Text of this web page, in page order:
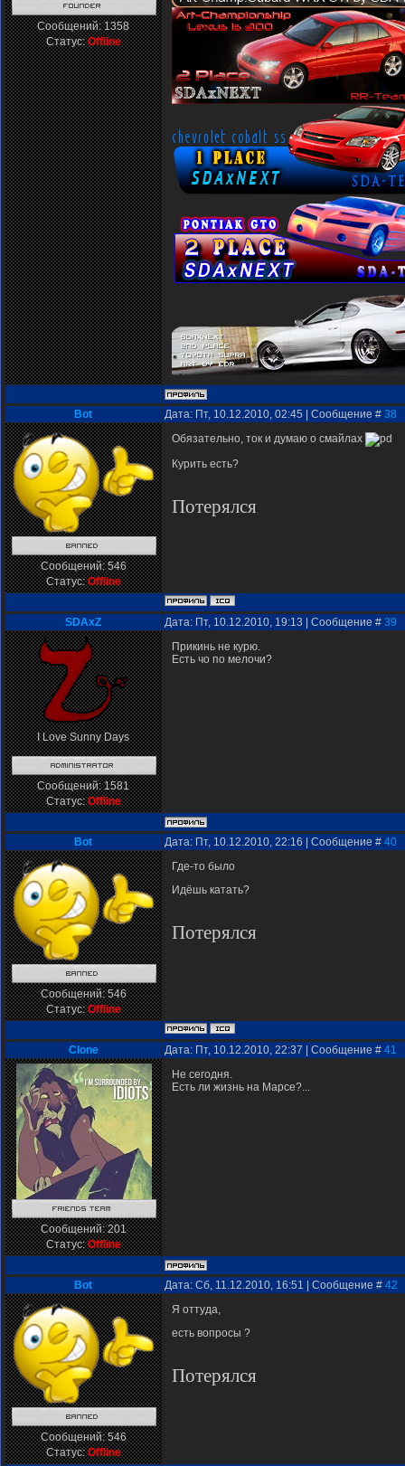
Сообщений:1358
Статус:Offline
Bot Дата: Пт, 10.12.2010, 02:45 | Сообщение # 38
Сообщений:546
Статус:Offline
Обязательно, ток и думаю о смайлах
Курить есть?
Потерялся
SDAxZ Дата: Пт, 10.12.2010, 19:13 | Сообщение # 39
I Love Sunny Days
Сообщений:1581
Статус:Offline
Прикинь не курю.
Есть чо по мелочи?
Bot Дата: Пт, 10.12.2010, 22:16 | Сообщение # 40
Сообщений:546
Статус:Offline
Где-то было
Идёшь катать?
Потерялся
Clone Дата: Пт, 10.12.2010, 22:37 | Сообщение # 41
Сообщений:201
Статус:Offline
Не сегодня.
Есть ли жизнь на Марсе?...
Bot Дата: Сб, 11.12.2010, 16:51 | Сообщение # 42
Сообщений:546
Статус:Offline
Я оттуда,
есть вопросы ?
Потерялся